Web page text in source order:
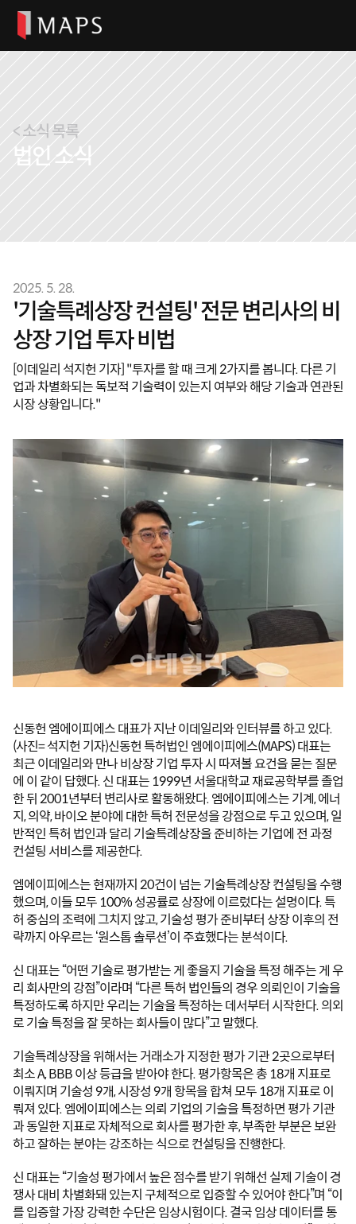
Select Language
한국어
< 소식 목록
법인 소식
2025. 5. 28.
'기술특례상장 컨설팅' 전문 변리사의 비
상장 기업 투자 비법
[이데일리 석지헌 기자] "투자를 할 때 크게 2가지를 봅니다. 다른 기
업과 차별화되는 독보적 기술력이 있는지 여부와 해당 기술과 연관된
시장 상황입니다."
신동헌 엠에이피에스 대표가 지난 이데일리와 인터뷰를 하고 있다.
(사진= 석지헌 기자)신동헌 특허법인 엠에이피에스(MAPS) 대표는
최근 이데일리와 만나 비상장 기업 투자 시 따져볼 요건을 묻는 질문
에 이 같이 답했다. 신 대표는 1999년 서울대학교 재료공학부를 졸업
한 뒤 2001년부터 변리사로 활동해왔다. 엠에이피에스는 기계, 에너
지, 의약, 바이오 분야에 대한 특허 전문성을 강점으로 두고 있으며, 일
반적인 특허 법인과 달리 기술특례상장을 준비하는 기업에 전 과정
컨설팅 서비스를 제공한다.
엠에이피에스는 현재까지 20건이 넘는 기술특례상장 컨설팅을 수행
했으며, 이들 모두 100% 성공률로 상장에 이르렀다는 설명이다. 특
허 중심의 조력에 그치지 않고, 기술성 평가 준비부터 상장 이후의 전
략까지 아우르는 ‘원스톱 솔루션’이 주효했다는 분석이다.
신 대표는 “어떤 기술로 평가받는 게 좋을지 기술을 특정 해주는 게 우
리 회사만의 강점”이라며 “다른 특허 법인들의 경우 의뢰인이 기술을
특정하도록 하지만 우리는 기술을 특정하는 데서부터 시작한다. 의외
로 기술 특정을 잘 못하는 회사들이 많다”고 말했다.
기술특례상장을 위해서는 거래소가 지정한 평가 기관 2곳으로부터
최소 A, BBB 이상 등급을 받아야 한다. 평가항목은 총 18개 지표로
이뤄지며 기술성 9개, 시장성 9개 항목을 합쳐 모두 18개 지표로 이
뤄져 있다. 엠에이피에스는 의뢰 기업의 기술을 특정하면 평가 기관
과 동일한 지표로 자체적으로 회사를 평가한 후, 부족한 부분은 보완
하고 잘하는 분야는 강조하는 식으로 컨설팅을 진행한다.
신 대표는 “기술성 평가에서 높은 점수를 받기 위해선 실제 기술이 경
쟁사 대비 차별화돼 있는지 구체적으로 입증할 수 있어야 한다”며 “이
를 입증할 가장 강력한 수단은 임상시험이다. 결국 임상 데이터를 통